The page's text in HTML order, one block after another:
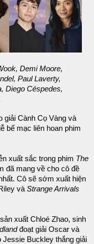
Demi Moore,
Paul Laverty,
Diego Céspedes,
giải Cành Cọ Vàng và
bế mạc liên hoan phim
xuất sắc trong phim The
đã mang về cho cô đề
Cô sẽ sớm xuất hiện
và Strange Arrivals
xuất Chloé Zhao, sinh
đoạt giải Oscar và
Jessie Buckley thắng giải